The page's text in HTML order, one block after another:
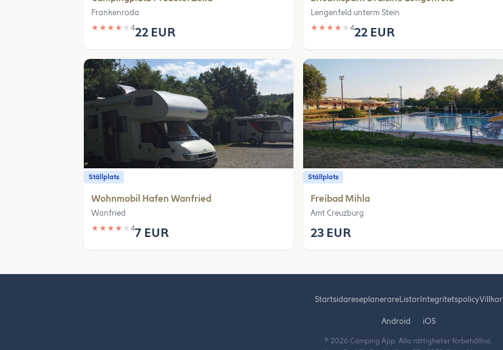
Frankenroda
★ ★ ★ ★ ★ 422 EUR
Lengenfeld unterm Stein
★ ★ ★ ★ ★422 EUR
Ställplats
Wohnmobil Hafen Wanfried
Wanfried
★ ★ ★ ★ ★ 47 EUR
Ställplats
Freibad Mihla
Amt Creuzburg
23 EUR
StartsidareseplanerareListorIntegritetspolicyVillkor
Android iOS
© 2026 Camping App. Alla rättigheter förbehållna.